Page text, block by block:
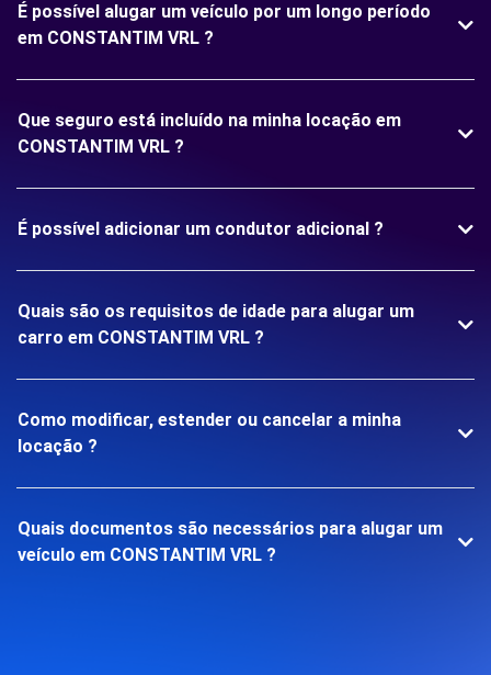
É possível alugar um veículo por um longo período
em CONSTANTIM VRL ?
Que seguro está incluído na minha locação em
CONSTANTIM VRL ?
É possível adicionar um condutor adicional ?
Quais são os requisitos de idade para alugar um
carro em CONSTANTIM VRL ?
Como modificar, estender ou cancelar a minha
locação ?
Quais documentos são necessários para alugar um
veículo em CONSTANTIM VRL ?